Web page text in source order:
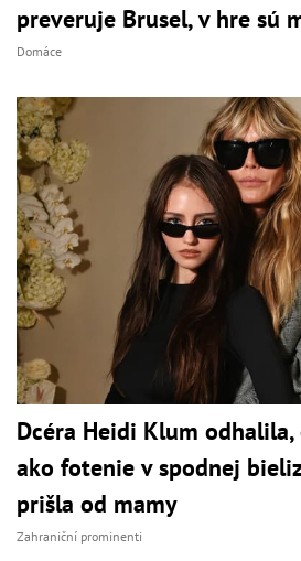
preveruje Brusel, v hre sú
Domáce
Dcéra Heidi Klum
ako fotenie v spodnej
prišla od mamy
Zahraniční prominenti